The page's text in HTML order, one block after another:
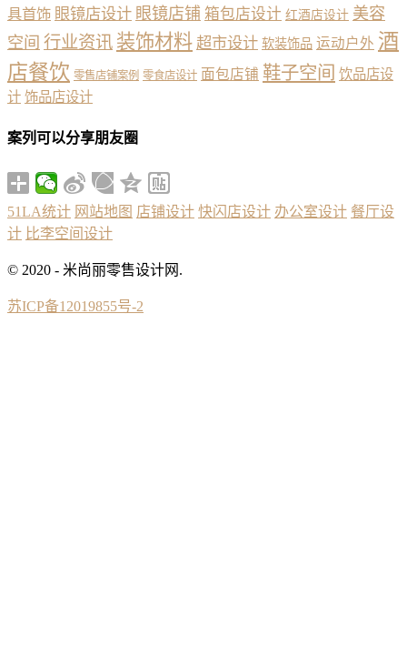
具首饰 眼镜店设计 眼镜店铺 箱包店设计 红酒店设计 美容
空间 行业资讯 装饰材料 超市设计 软装饰品 运动户外 酒
店餐饮 零售店铺案例 零食店设计 面包店铺 鞋子空间 饮品店设
计 饰品店设计
案列可以分享朋友圈
51LA统计 网站地图 店铺设计 快闪店设计 办公室设计 餐厅设
计 比李空间设计
© 2020 - 米尚丽零售设计网.
苏ICP备12019855号-2